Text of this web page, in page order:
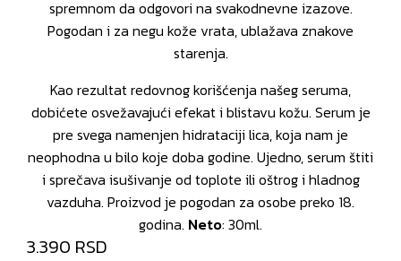
spremnom da odgovori na svakodnevne izazove.
Pogodan i za negu kože vrata, ublažava znakove
starenja.
Kao rezultat redovnog korišćenja našeg seruma,
dobićete osvežavajući efekat i blistavu kožu. Serum je
pre svega namenjen hidrataciji lica, koja nam je
neophodna u bilo koje doba godine. Ujedno, serum štiti
i sprečava isušivanje od toplote ili oštrog i hladnog
vazduha. Proizvod je pogodan za osobe preko 18.
godina. Neto: 30ml.
3.390